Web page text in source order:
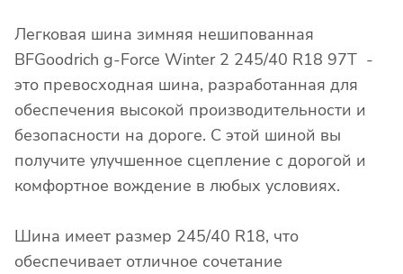
Легковая шина зимняя нешипованная
BFGoodrich g-Force Winter 2 245/40 R18 97T -
это превосходная шина, разработанная для
обеспечения высокой производительности и
безопасности на дороге. С этой шиной вы
получите улучшенное сцепление с дорогой и
комфортное вождение в любых условиях.
Шина имеет размер 245/40 R18, что
обеспечивает отличное сочетание